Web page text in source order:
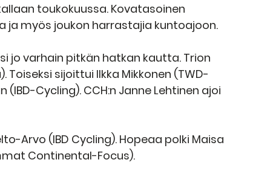
toukokuussa. Kovatasoinen
myös joukon harrastajia kuntoajoon.
jo varhain pitkän hatkan kautta. Trion
Toiseksi sijoittui Ilkka Mikkonen (TWD-
Cycling). CCH:n Janne Lehtinen ajoi
Arvo (IBD Cycling). Hopeaa polki Maisa
Continental-Focus).